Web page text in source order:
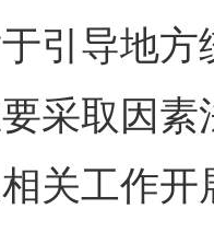
导地方
采取因
关工作